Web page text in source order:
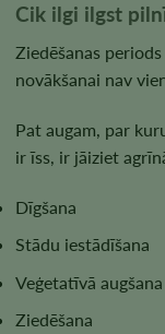
Cik ilgi ilgst
Ziedēšanas
novākšanai nav
Pat augam, par
ir īss, ir jāiziet
Dīgšana
Stādu iestādīšana
Veģetatīvā augšana
Ziedēšana